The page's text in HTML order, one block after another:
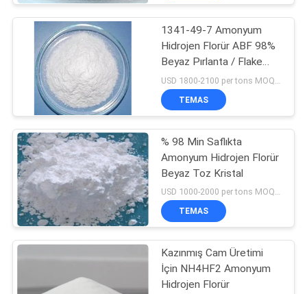
KALITE
KONTROLÜ
BIZIMLE
İLETIŞIM
HABERLER
DAVALAR
BIR
İNDIRIM
İSTE
1341-49-7 Amonyum
Hidrojen Florür ABF 98%
Beyaz Pırlanta / Flake
Kristal
TEMAS
% 98 Min Saflıkta
Amonyum Hidrojen Florür
Beyaz Toz Kristal
USD 1000-2000 per tons MOQ:1 ton/ton
TEMAS
Kazınmış Cam Üretimi
İçin NH4HF2 Amonyum
Hidrojen Florür